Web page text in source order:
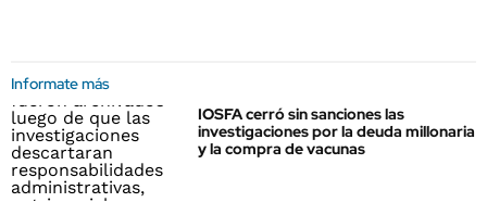
Informate más
IOSFA cerró sin sanciones las
investigaciones por la deuda millonaria
y la compra de vacunas